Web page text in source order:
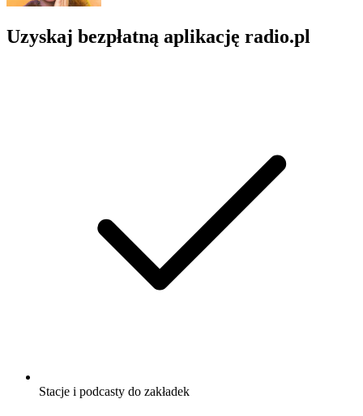
Uzyskaj bezpłatną aplikację radio.pl
Stacje i podcasty do zakładek